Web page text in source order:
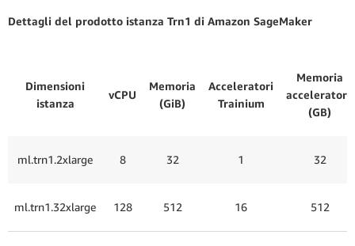
Dettagli del prodotto istanza Trn1 di Amazon SageMaker
Dimensioni
istanza
vCPU
Memoria
(GiB)
Acceleratori
Trainium
Memoria
acceleratore
(GB)
ml.trn1.2xlarge 8 32 1 32
ml.trn1.32xlarge 128 512 16 512